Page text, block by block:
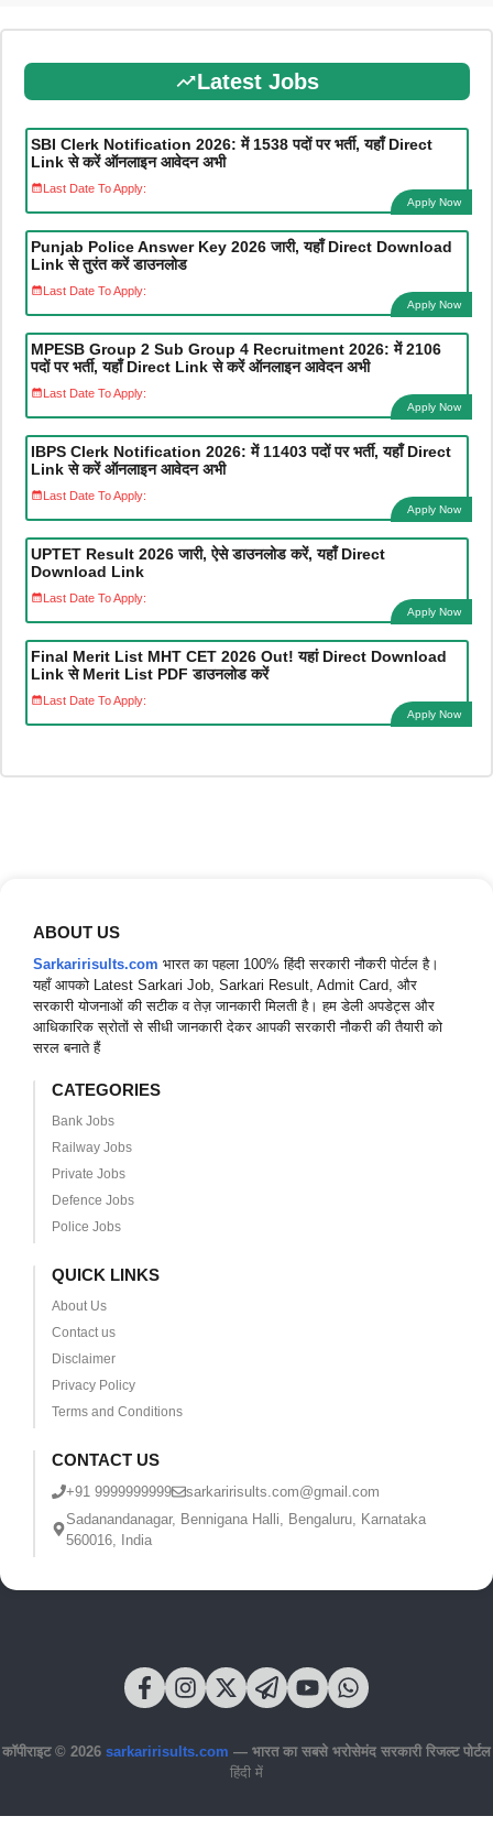
Latest Jobs
SBI Clerk Notification 2026: में 1538 पदों पर भर्ती, यहाँ Direct
Link से करें ऑनलाइन आवेदन अभी
Last Date To Apply:
Apply Now
Punjab Police Answer Key 2026 जारी, यहाँ Direct Download
Link से तुरंत करें डाउनलोड
Last Date To Apply:
Apply Now
MPESB Group 2 Sub Group 4 Recruitment 2026: में 2106
पदों पर भर्ती, यहाँ Direct Link से करें ऑनलाइन आवेदन अभी
Last Date To Apply:
Apply Now
IBPS Clerk Notification 2026: में 11403 पदों पर भर्ती, यहाँ Direct
Link से करें ऑनलाइन आवेदन अभी
Last Date To Apply:
Apply Now
UPTET Result 2026 जारी, ऐसे डाउनलोड करें, यहाँ Direct
Download Link
Last Date To Apply:
Apply Now
Final Merit List MHT CET 2026 Out! यहां Direct Download
Link से Merit List PDF डाउनलोड करें
Last Date To Apply:
Apply Now
ABOUT US
Sarkaririsults.com भारत का पहला 100% हिंदी सरकारी नौकरी पोर्टल है।
यहाँ आपको Latest Sarkari Job, Sarkari Result, Admit Card, और
सरकारी योजनाओं की सटीक व तेज़ जानकारी मिलती है। हम डेली अपडेट्स और
आधिकारिक स्रोतों से सीधी जानकारी देकर आपकी सरकारी नौकरी की तैयारी को
सरल बनाते हैं
CATEGORIES
Bank Jobs
Railway Jobs
Private Jobs
Defence Jobs
Police Jobs
QUICK LINKS
About Us
Contact us
Disclaimer
Privacy Policy
Terms and Conditions
CONTACT US
+91 9999999999
sarkaririsults.com@gmail.com
Sadanandanagar, Bennigana Halli, Bengaluru, Karnataka
560016, India
कॉपीराइट © 2026 sarkaririsults.com — भारत का सबसे भरोसेमंद सरकारी रिजल्ट पोर्टल
हिंदी में